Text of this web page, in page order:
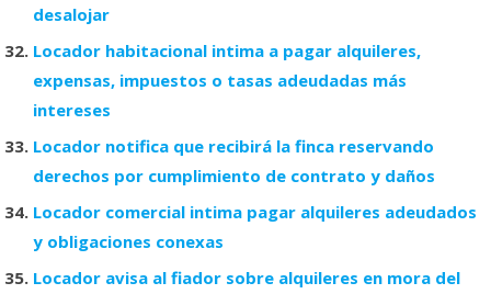
desalojar
Locador habitacional intima a pagar alquileres,
expensas, impuestos o tasas adeudadas más
intereses
Locador notifica que recibirá la finca reservando
derechos por cumplimiento de contrato y daños
Locador comercial intima pagar alquileres adeudados
y obligaciones conexas
Locador avisa al fiador sobre alquileres en mora del